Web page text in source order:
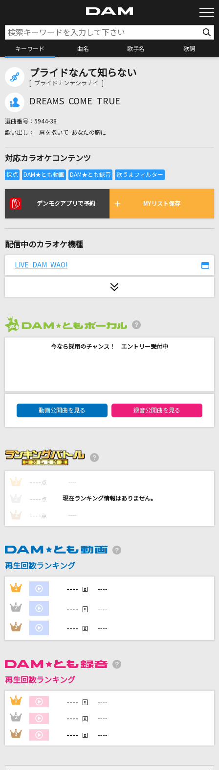
キーワード 曲名 歌手名 歌詞
カラオケ検索
全国りれき
リアルタイムで歌われている曲の一覧
[オリカラ]色は匂へど 散りぬるを
ラピスラズリ
あーあ。
GACKT(Gackt)
[生音]君の知らない物語
ガヴリールドロップキック
クロノスタシス
BUMP OF CHICKEN
DAMの新曲・ランキングなど
カラオケをもっと楽しもう！
家族や友達と一緒に！練習にも！
プライドなんて知らない
[ プライドナンテシラナイ ]
DREAMS COME TRUE
選曲番号： 5944-38
肩を抱いて あなたの胸に
対応カラオケコンテンツ
デンモクアプリで予約 MYリスト保存
配信中のカラオケ機種
LIVE DAM WAO!
今なら採用のチャンス！ エントリー受付中
DAM★ともボーカルエントリーランキング
動画公開曲を見る
録音公開曲を見る
1 ---- 点 ----
---- 点 ----
3 ---- 点 ----
再生回数ランキング
1 ---- 回 ----
2 ---- 回 ----
3 ---- 回 ----
再生回数ランキング
1 ---- 回 ----
2 ---- 回 ----
3 ---- 回 ----